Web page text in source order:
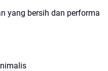
yang bersih dan performa